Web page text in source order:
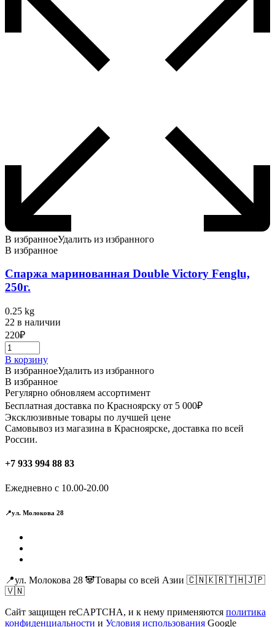
В избранноеУдалить из избранного
В избранное
Спаржа маринованная Double Victory Fenglu,
250г.
0.25 kg
22 в наличии
220₽
В корзину
В избранноеУдалить из избранного
В избранное
Регулярно обновляем ассортимент
Бесплатная доставка по Красноярску от 5 000₽
Эксклюзивные товары по лучшей цене
Самовывоз из магазина в Красноярске, доставка по всей
России.
+7 933 994 88 83
Ежедневно с 10.00-20.00
📍ул. Молокова 28
📍ул. Молокова 28 🐼Товары со всей Азии 🇨🇳🇰🇷🇹🇭🇯🇵
🇻🇳
Сайт защищен reCAPTCHA, и к нему применяются политика
конфиденциальности и Условия использования Google